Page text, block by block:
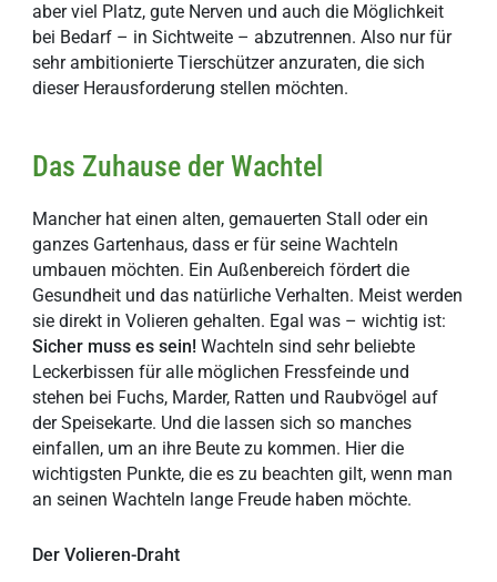
aber viel Platz, gute Nerven und auch die Möglichkeit
bei Bedarf – in Sichtweite – abzutrennen. Also nur für
sehr ambitionierte Tierschützer anzuraten, die sich
dieser Herausforderung stellen möchten.
Das Zuhause der Wachtel
Mancher hat einen alten, gemauerten Stall oder ein
ganzes Gartenhaus, dass er für seine Wachteln
umbauen möchten. Ein Außenbereich fördert die
Gesundheit und das natürliche Verhalten. Meist werden
sie direkt in Volieren gehalten. Egal was – wichtig ist:
Sicher muss es sein! Wachteln sind sehr beliebte
Leckerbissen für alle möglichen Fressfeinde und
stehen bei Fuchs, Marder, Ratten und Raubvögel auf
der Speisekarte. Und die lassen sich so manches
einfallen, um an ihre Beute zu kommen. Hier die
wichtigsten Punkte, die es zu beachten gilt, wenn man
an seinen Wachteln lange Freude haben möchte.
Der Volieren-Draht